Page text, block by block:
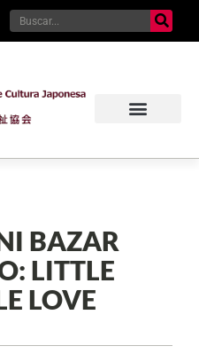
BAZAR
LITTLE
LOVE